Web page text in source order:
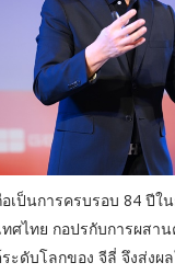
เป็นการครบรอบ 84 ปีใ
ศไทย กอปรกับการผสา
ะดับโลกของ จีลี่ จึงส่งผ